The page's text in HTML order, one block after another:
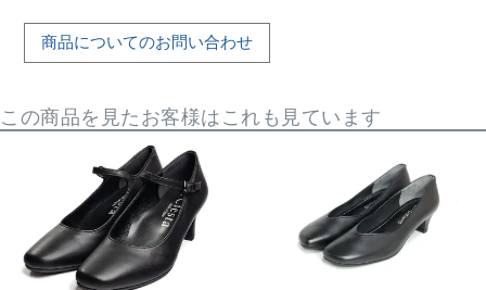
商品についてのお問い合わせ
この商品を見たお客様はこれも見ています